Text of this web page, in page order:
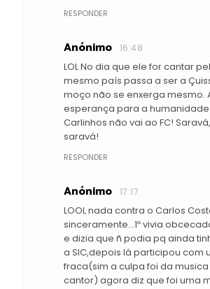
RESPONDER
Anónimo 16:48
LOL No dia que ele for cantar
mesmo país passa a ser a
moço não se enxerga mesmo.
esperança para a
Carlinhos não vai ao FC!
saravá!
RESPONDER
Anónimo 17:17
LOOL nada contra o Carlos
sinceramente...1º vivia
e dizia que ñ podia pq ainda
a SIC,depois lá participou com
fraca(sim a culpa foi da
cantor) agora diz que foi uma